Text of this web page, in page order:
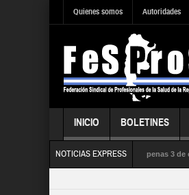
Quienes somos Autoridades
INICIO BOLETINES
NOTICIAS EXPRESS
hospitales, la salud usó apenas 3 de cada 10